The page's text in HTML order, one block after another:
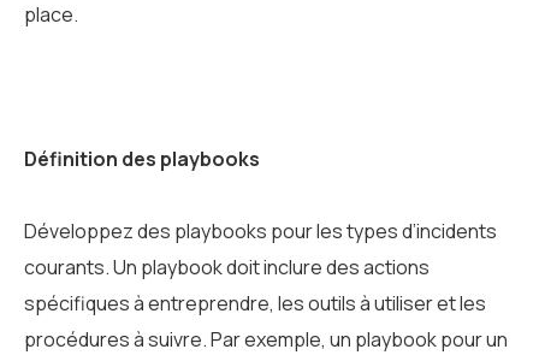
place.
Définition des playbooks
Développez des playbooks pour les types d’incidents
courants. Un playbook doit inclure des actions
spécifiques à entreprendre, les outils à utiliser et les
procédures à suivre. Par exemple, un playbook pour un